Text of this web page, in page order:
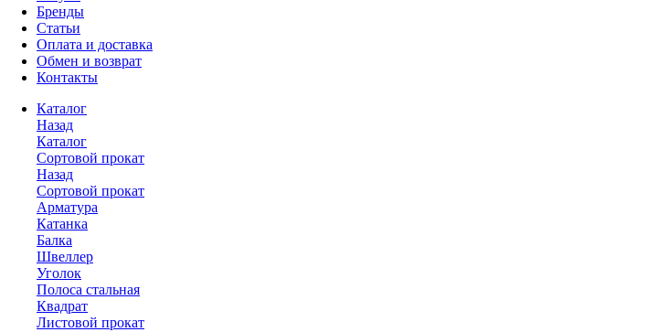
Бренды
Статьи
Оплата и доставка
Обмен и возврат
Контакты
Каталог
Назад
Каталог
Сортовой прокат
Назад
Сортовой прокат
Арматура
Катанка
Балка
Швеллер
Уголок
Полоса стальная
Квадрат
Листовой прокат